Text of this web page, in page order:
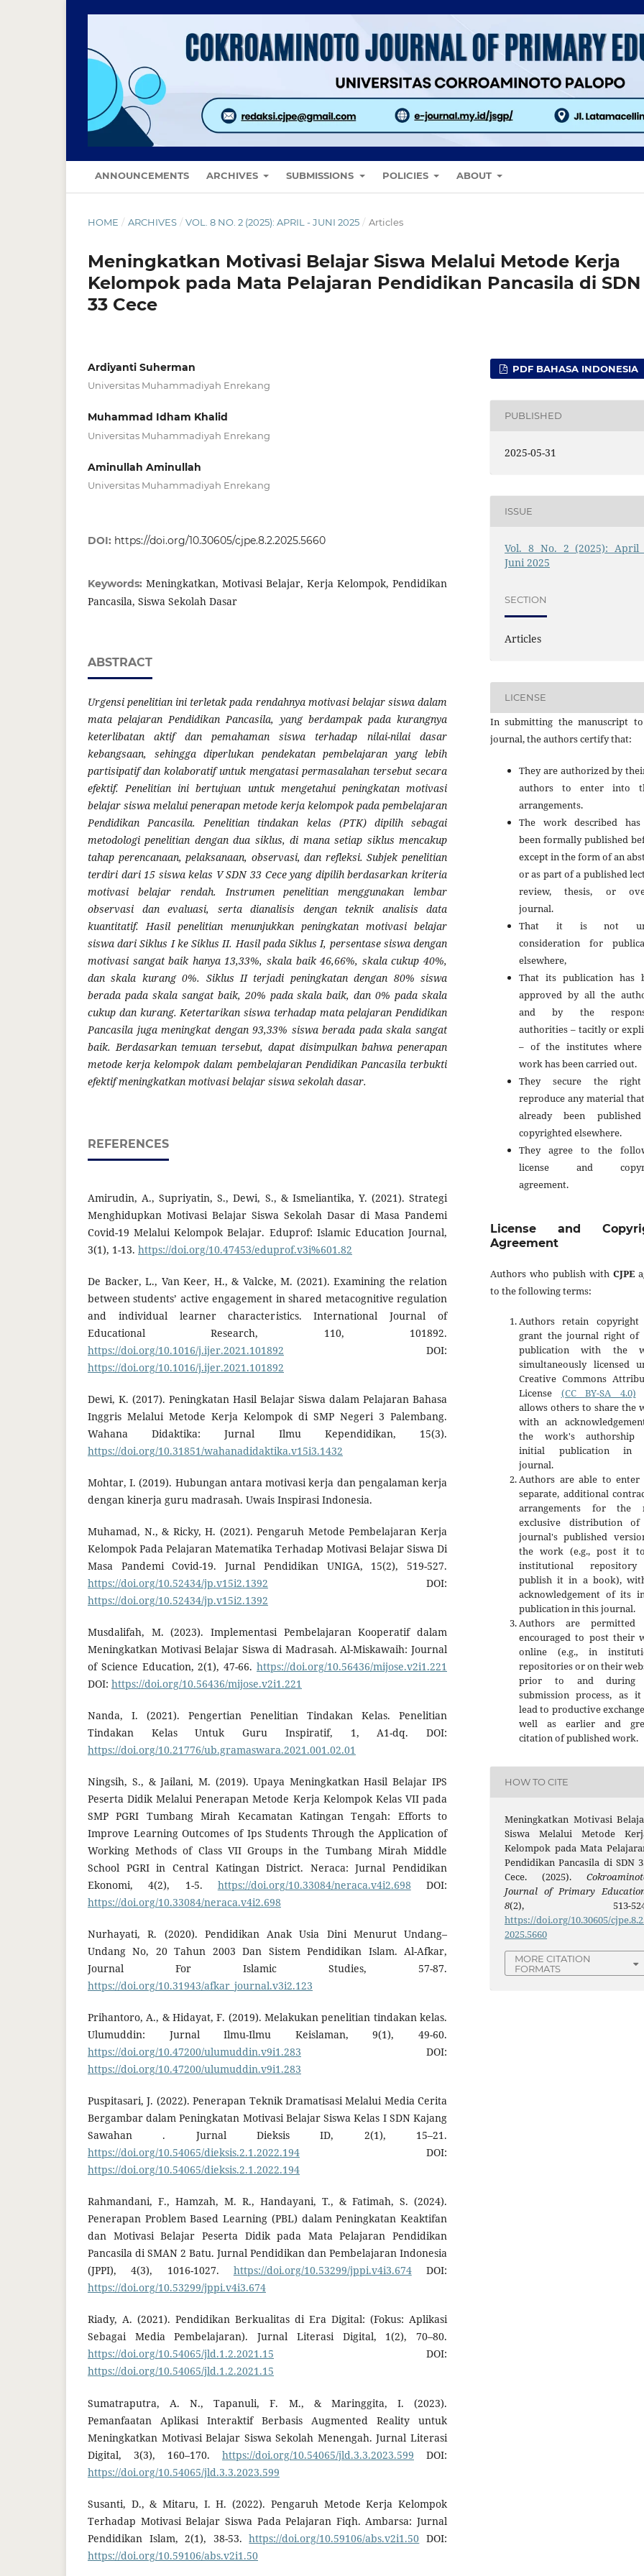
ANNOUNCEMENTS ARCHIVES SUBMISSIONS POLICIES ABOUT
HOME / ARCHIVES / VOL. 8 NO. 2 (2025): APRIL - JUNI 2025 / Articles
Meningkatkan Motivasi Belajar Siswa Melalui Metode Kerja
Kelompok pada Mata Pelajaran Pendidikan Pancasila di SDN
33 Cece
Ardiyanti Suherman
Universitas Muhammadiyah Enrekang
Muhammad Idham Khalid
Universitas Muhammadiyah Enrekang
Aminullah Aminullah
Universitas Muhammadiyah Enrekang
DOI: https://doi.org/10.30605/cjpe.8.2.2025.5660
Keywords: Meningkatkan, Motivasi Belajar, Kerja Kelompok, Pendidikan
Pancasila, Siswa Sekolah Dasar
ABSTRACT
Urgensi penelitian ini terletak pada rendahnya motivasi belajar siswa dalam
mata pelajaran Pendidikan Pancasila, yang berdampak pada kurangnya
keterlibatan aktif dan pemahaman siswa terhadap nilai-nilai dasar
kebangsaan, sehingga diperlukan pendekatan pembelajaran yang lebih
partisipatif dan kolaboratif untuk mengatasi permasalahan tersebut secara
efektif. Penelitian ini bertujuan untuk mengetahui peningkatan motivasi
belajar siswa melalui penerapan metode kerja kelompok pada pembelajaran
Pendidikan Pancasila. Penelitian tindakan kelas (PTK) dipilih sebagai
metodologi penelitian dengan dua siklus, di mana setiap siklus mencakup
tahap perencanaan, pelaksanaan, observasi, dan refleksi. Subjek penelitian
terdiri dari 15 siswa kelas V SDN 33 Cece yang dipilih berdasarkan kriteria
motivasi belajar rendah. Instrumen penelitian menggunakan lembar
observasi dan evaluasi, serta dianalisis dengan teknik analisis data
kuantitatif. Hasil penelitian menunjukkan peningkatan motivasi belajar
siswa dari Siklus I ke Siklus II. Hasil pada Siklus I, persentase siswa dengan
motivasi sangat baik hanya 13,33%, skala baik 46,66%, skala cukup 40%,
dan skala kurang 0%. Siklus II terjadi peningkatan dengan 80% siswa
berada pada skala sangat baik, 20% pada skala baik, dan 0% pada skala
cukup dan kurang. Ketertarikan siswa terhadap mata pelajaran Pendidikan
Pancasila juga meningkat dengan 93,33% siswa berada pada skala sangat
baik. Berdasarkan temuan tersebut, dapat disimpulkan bahwa penerapan
metode kerja kelompok dalam pembelajaran Pendidikan Pancasila terbukti
efektif meningkatkan motivasi belajar siswa sekolah dasar.
REFERENCES
Amirudin, A., Supriyatin, S., Dewi, S., & Ismeliantika, Y. (2021). Strategi
Menghidupkan Motivasi Belajar Siswa Sekolah Dasar di Masa Pandemi
Covid-19 Melalui Kelompok Belajar. Eduprof: Islamic Education Journal,
3(1), 1-13. https://doi.org/10.47453/eduprof.v3i%601.82
De Backer, L., Van Keer, H., & Valcke, M. (2021). Examining the relation
between students’ active engagement in shared metacognitive regulation
and individual learner characteristics. International Journal of
Educational Research, 110, 101892.
https://doi.org/10.1016/j.ijer.2021.101892 DOI:
https://doi.org/10.1016/j.ijer.2021.101892
Dewi, K. (2017). Peningkatan Hasil Belajar Siswa dalam Pelajaran Bahasa
Inggris Melalui Metode Kerja Kelompok di SMP Negeri 3 Palembang.
Wahana Didaktika: Jurnal Ilmu Kependidikan, 15(3).
https://doi.org/10.31851/wahanadidaktika.v15i3.1432
Mohtar, I. (2019). Hubungan antara motivasi kerja dan pengalaman kerja
dengan kinerja guru madrasah. Uwais Inspirasi Indonesia.
Muhamad, N., & Ricky, H. (2021). Pengaruh Metode Pembelajaran Kerja
Kelompok Pada Pelajaran Matematika Terhadap Motivasi Belajar Siswa Di
Masa Pandemi Covid-19. Jurnal Pendidikan UNIGA, 15(2), 519-527.
https://doi.org/10.52434/jp.v15i2.1392 DOI:
https://doi.org/10.52434/jp.v15i2.1392
Musdalifah, M. (2023). Implementasi Pembelajaran Kooperatif dalam
Meningkatkan Motivasi Belajar Siswa di Madrasah. Al-Miskawaih: Journal
of Science Education, 2(1), 47-66. https://doi.org/10.56436/mijose.v2i1.221
DOI: https://doi.org/10.56436/mijose.v2i1.221
Nanda, I. (2021). Pengertian Penelitian Tindakan Kelas. Penelitian
Tindakan Kelas Untuk Guru Inspiratif, 1, A1-dq. DOI:
https://doi.org/10.21776/ub.gramaswara.2021.001.02.01
Ningsih, S., & Jailani, M. (2019). Upaya Meningkatkan Hasil Belajar IPS
Peserta Didik Melalui Penerapan Metode Kerja Kelompok Kelas VII pada
SMP PGRI Tumbang Mirah Kecamatan Katingan Tengah: Efforts to
Improve Learning Outcomes of Ips Students Through the Application of
Working Methods of Class VII Groups in the Tumbang Mirah Middle
School PGRI in Central Katingan District. Neraca: Jurnal Pendidikan
Ekonomi, 4(2), 1-5. https://doi.org/10.33084/neraca.v4i2.698 DOI:
https://doi.org/10.33084/neraca.v4i2.698
Nurhayati, R. (2020). Pendidikan Anak Usia Dini Menurut Undang–
Undang No, 20 Tahun 2003 Dan Sistem Pendidikan Islam. Al-Afkar,
Journal For Islamic Studies, 57-87.
https://doi.org/10.31943/afkar_journal.v3i2.123
Prihantoro, A., & Hidayat, F. (2019). Melakukan penelitian tindakan kelas.
Ulumuddin: Jurnal Ilmu-Ilmu Keislaman, 9(1), 49-60.
https://doi.org/10.47200/ulumuddin.v9i1.283 DOI:
https://doi.org/10.47200/ulumuddin.v9i1.283
Puspitasari, J. (2022). Penerapan Teknik Dramatisasi Melalui Media Cerita
Bergambar dalam Peningkatan Motivasi Belajar Siswa Kelas I SDN Kajang
Sawahan . Jurnal Dieksis ID, 2(1), 15–21.
https://doi.org/10.54065/dieksis.2.1.2022.194 DOI:
https://doi.org/10.54065/dieksis.2.1.2022.194
Rahmandani, F., Hamzah, M. R., Handayani, T., & Fatimah, S. (2024).
Penerapan Problem Based Learning (PBL) dalam Peningkatan Keaktifan
dan Motivasi Belajar Peserta Didik pada Mata Pelajaran Pendidikan
Pancasila di SMAN 2 Batu. Jurnal Pendidikan dan Pembelajaran Indonesia
(JPPI), 4(3), 1016-1027. https://doi.org/10.53299/jppi.v4i3.674DOI:
https://doi.org/10.53299/jppi.v4i3.674
Riady, A. (2021). Pendidikan Berkualitas di Era Digital: (Fokus: Aplikasi
Sebagai Media Pembelajaran). Jurnal Literasi Digital, 1(2), 70–80.
https://doi.org/10.54065/jld.1.2.2021.15 DOI:
https://doi.org/10.54065/jld.1.2.2021.15
Sumatraputra, A. N., Tapanuli, F. M., & Maringgita, I. (2023).
Pemanfaatan Aplikasi Interaktif Berbasis Augmented Reality untuk
Meningkatkan Motivasi Belajar Siswa Sekolah Menengah. Jurnal Literasi
Digital, 3(3), 160–170. https://doi.org/10.54065/jld.3.3.2023.599 DOI:
https://doi.org/10.54065/jld.3.3.2023.599
Susanti, D., & Mitaru, I. H. (2022). Pengaruh Metode Kerja Kelompok
Terhadap Motivasi Belajar Siswa Pada Pelajaran Fiqh. Ambarsa: Jurnal
Pendidikan Islam, 2(1), 38-53.https://doi.org/10.59106/abs.v2i1.50 DOI:
https://doi.org/10.59106/abs.v2i1.50
PDF BAHASA INDONESIA
PUBLISHED
2025-05-31
ISSUE
Vol. 8 No. 2 (2025): April
Juni 2025
SECTION
Articles
LICENSE
In submitting the manuscript
journal, the authors certify that:
They are authorized by
authors to enter into
arrangements.
The work described
been formally published
except in the form of an
or as part of a published
review, thesis, or
journal.
That it is not
consideration for
elsewhere,
That its publication has
approved by all the
and by the
authorities – tacitly or
– of the institutes
work has been carried out.
They secure the
reproduce any material
already been
copyrighted elsewhere.
They agree to the
license and
agreement.
License and
Agreement
Authors who publish with CJPE
to the following terms:
Authors retain copyright
grant the journal right of
publication with the
simultaneously licensed
Creative Commons
License (CC BY-SA 4.0)
allows others to share the
with an
the work's authorship
initial publication in
journal.
Authors are able to enter
separate, additional
arrangements for the
exclusive distribution
journal's published
the work (e.g., post it
institutional
publish it in a book),
acknowledgement of its
publication in this journal.
Authors are permitted
encouraged to post their
online (e.g., in
repositories or on their
prior to and during
submission process, as
lead to productive
well as earlier and
citation of published work.
HOW TO CITE
Meningkatkan Motivasi
Siswa Melalui Metode
Kelompok pada Mata
Pendidikan Pancasila di SDN
Cece. (2025).
Journal of Primary
8(2), 513-
https://doi.org/10.30605/
2025.5660
MORE CITATION
FORMATS